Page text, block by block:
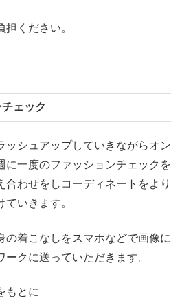
ください。
ェック
ッシュアップしていきながらオン
に一度のファッションチェックを
合わせをしコーディネートをより
いきます。
の着こなしをスマホなどで画像に
クに送っていただきます。
もとに